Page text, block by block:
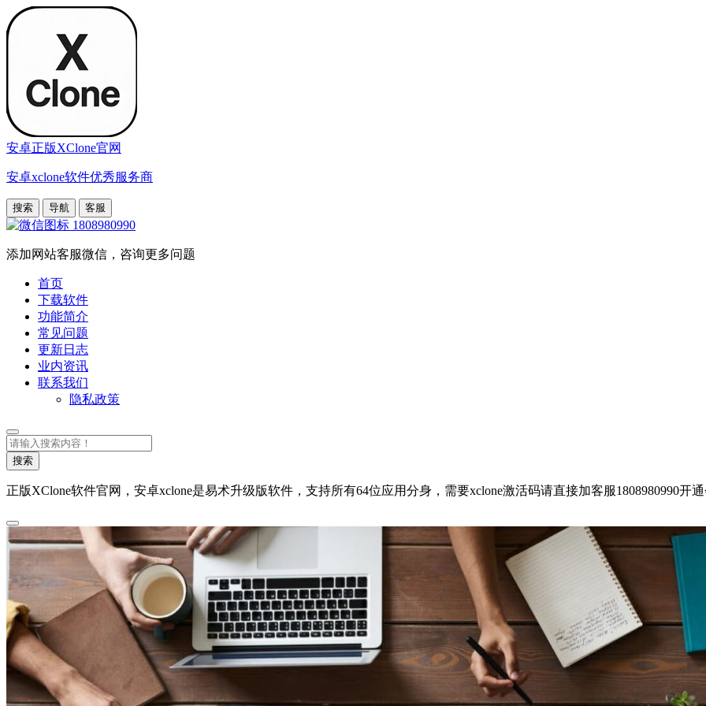
安卓正版XClone官网
安卓xclone软件优秀服务商
搜索 导航 客服
1808980990
添加网站客服微信，咨询更多问题
首页
下载软件
功能简介
常见问题
更新日志
业内资讯
联系我们
隐私政策
搜
索搜索
正版XClone软件官网，安卓xclone是易术升级版软件，支持所有64位应用分身，需要xclone激活码请直接加客服1808980990开